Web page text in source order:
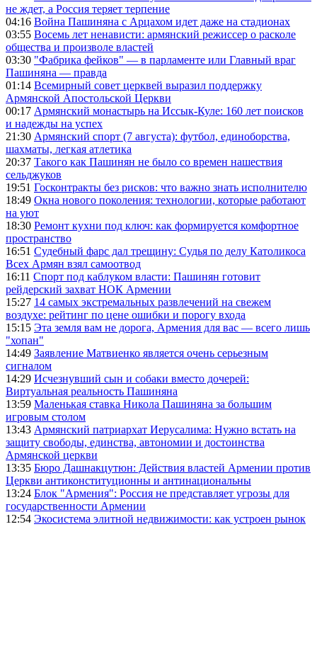
не ждет, а Россия теряет терпение
04:16 Война Пашиняна с Арцахом идет даже на стадионах
03:55 Восемь лет ненависти: армянский режиссер о расколе
общества и произволе властей
03:30 "Фабрика фейков" — в парламенте или Главный враг
Пашиняна — правда
01:14 Всемирный совет церквей выразил поддержку
Армянской Апостольской Церкви
00:17 Армянский монастырь на Иссык-Куле: 160 лет поисков
и надежды на успех
21:30 Армянский спорт (7 августа): футбол, единоборства,
шахматы, легкая атлетика
20:37 Такого как Пашинян не было со времен нашествия
сельджуков
19:51 Госконтракты без рисков: что важно знать исполнителю
18:49 Окна нового поколения: технологии, которые работают
на уют
18:30 Ремонт кухни под ключ: как формируется комфортное
пространство
16:51 Судебный фарс дал трещину: Судья по делу Католикоса
Всех Армян взял самоотвод
16:11 Спорт под каблуком власти: Пашинян готовит
рейдерский захват НОК Армении
15:27 14 самых экстремальных развлечений на свежем
воздухе: рейтинг по цене ошибки и порогу входа
15:15 Эта земля вам не дорога, Армения для вас — всего лишь
"хопан"
14:49 Заявление Матвиенко является очень серьезным
сигналом
14:29 Исчезнувший сын и собаки вместо дочерей:
Виртуальная реальность Пашиняна
13:59 Маленькая ставка Никола Пашиняна за большим
игровым столом
13:43 Армянский патриархат Иерусалима: Нужно встать на
защиту свободы, единства, автономии и достоинства
Армянской церкви
13:35 Бюро Дашнакцутюн: Действия властей Армении против
Церкви антиконституционны и антинациональны
13:24 Блок "Армения": Россия не представляет угрозы для
государственности Армении
12:54 Экосистема элитной недвижимости: как устроен рынок